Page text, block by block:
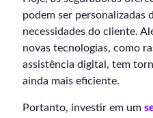
podem ser personalizadas
necessidades do cliente.
novas tecnologias, como
assistência digital, tem
ainda mais eficiente.
Portanto, investir em um